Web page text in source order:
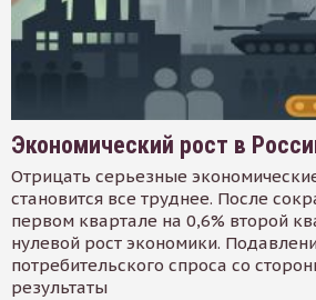
Экономический рост в
Отрицать серьезные
становится все труднее. После
первом квартале на 0,6% второй
нулевой рост экономики.
потребительского спроса со
результаты